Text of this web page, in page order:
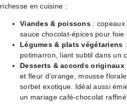
richesse en cuisine :
Viandes & poissons : copeaux
sauce chocolat-épices pour foie
Légumes & plats végétariens
potimarron, liant subtil dans un
Desserts & accords originaux
et fleur d’orange, mousse
sorbet exotique. Idéal aussi
un mariage café-chocolat raffiné.